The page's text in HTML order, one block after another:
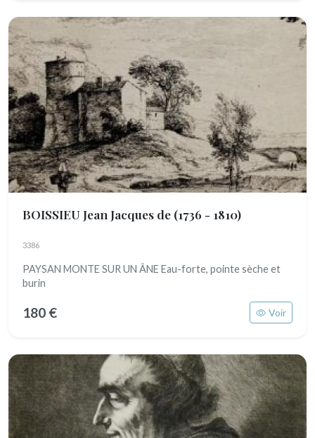
BOISSIEU Jean Jacques de (1736 - 1810)
3386
PAYSAN MONTE SUR UN ÂNE Eau-forte, pointe sèche et
burin
180 € Voir